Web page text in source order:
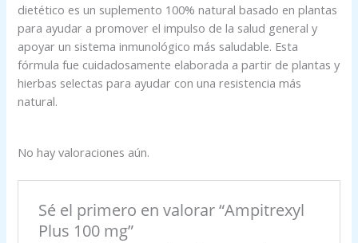
dietético es un suplemento 100% natural basado en plantas
para ayudar a promover el impulso de la salud general y
apoyar un sistema inmunológico más saludable. Esta
fórmula fue cuidadosamente elaborada a partir de plantas y
hierbas selectas para ayudar con una resistencia más
natural.
No hay valoraciones aún.
Sé el primero en valorar “Ampitrexyl
Plus 100 mg”